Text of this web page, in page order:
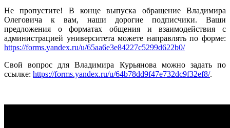
Не пропустите! В конце выпуска обращение Владимира
Олеговича к вам, наши дорогие подписчики. Ваши
предложения о форматах общения и взаимодействия с
администрацией университета можете направлять по форме:
https://forms.yandex.ru/u/65aa6e3e84227c5299d622b0/
Свой вопрос для Владимира Курьянова можно задать по
ссылке: https://forms.yandex.ru/u/64b78dd9f47e732dc9f32ef8/.